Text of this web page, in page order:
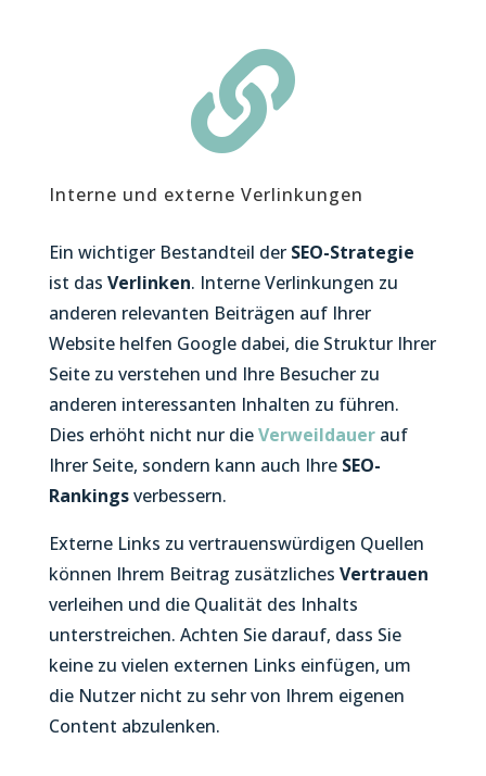

Interne und externe Verlinkungen
Ein wichtiger Bestandteil der SEO-Strategie
ist das Verlinken. Interne Verlinkungen zu
anderen relevanten Beiträgen auf Ihrer
Website helfen Google dabei, die Struktur Ihrer
Seite zu verstehen und Ihre Besucher zu
anderen interessanten Inhalten zu führen.
Dies erhöht nicht nur dieVerweildauerauf
Ihrer Seite, sondern kann auch Ihre SEO-
Rankingsverbessern.
Externe Links zu vertrauenswürdigen Quellen
können Ihrem Beitrag zusätzliches Vertrauen
verleihen und die Qualität des Inhalts
unterstreichen. Achten Sie darauf, dass Sie
keine zu vielen externen Links einfügen, um
die Nutzer nicht zu sehr von Ihrem eigenen
Content abzulenken.